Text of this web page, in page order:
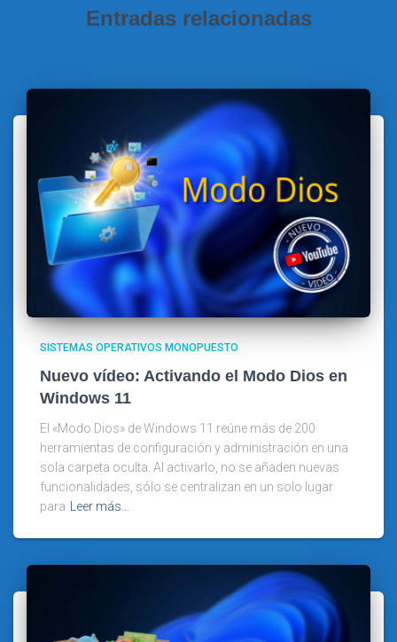
Entradas relacionadas
SISTEMAS OPERATIVOS MONOPUESTO
Nuevo vídeo: Activando el Modo Dios en
Windows 11
El «Modo Dios» de Windows 11 reúne más de 200
herramientas de configuración y administración en una
sola carpeta oculta. Al activarlo, no se añaden nuevas
funcionalidades, sólo se centralizan en un solo lugar
para Leer más…